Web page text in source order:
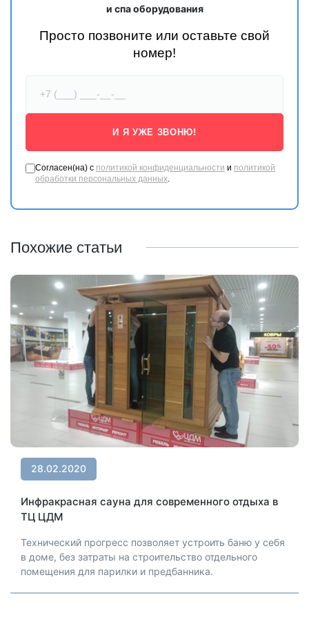
и спа оборудования
Просто позвоните или оставьте свой
номер!
И Я УЖЕ ЗВОНЮ!
Согласен(на) с политикой конфиденциальности и политикой
обработки персональных данных
Похожие статьи
28.02.2020
Инфракрасная сауна для современного отдыха в
ТЦ ЦДМ
Технический прогресс позволяет устроить баню у себя
в доме, без затраты на строительство отдельного
помещения для парилки и предбанника.